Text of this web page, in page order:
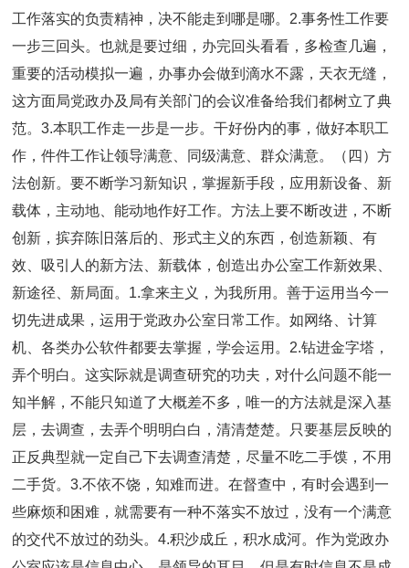
工作落实的负责精神，决不能走到哪是哪。2.事务性工作要
一步三回头。也就是要过细，办完回头看看，多检查几遍，
重要的活动模拟一遍，办事办会做到滴水不露，天衣无缝，
这方面局党政办及局有关部门的会议准备给我们都树立了典
范。3.本职工作走一步是一步。干好份内的事，做好本职工
作，件件工作让领导满意、同级满意、群众满意。（四）方
法创新。要不断学习新知识，掌握新手段，应用新设备、新
载体，主动地、能动地作好工作。方法上要不断改进，不断
创新，摈弃陈旧落后的、形式主义的东西，创造新颖、有
效、吸引人的新方法、新载体，创造出办公室工作新效果、
新途径、新局面。1.拿来主义，为我所用。善于运用当今一
切先进成果，运用于党政办公室日常工作。如网络、计算
机、各类办公软件都要去掌握，学会运用。2.钻进金字塔，
弄个明白。这实际就是调查研究的功夫，对什么问题不能一
知半解，不能只知道了大概差不多，唯一的方法就是深入基
层，去调查，去弄个明明白白，清清楚楚。只要基层反映的
正反典型就一定自己下去调查清楚，尽量不吃二手馍，不用
二手货。3.不依不饶，知难而进。在督查中，有时会遇到一
些麻烦和困难，就需要有一种不落实不放过，没有一个满意
的交代不放过的劲头。4.积沙成丘，积水成河。作为党政办